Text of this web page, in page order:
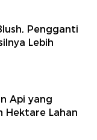
Pengganti
Lebih
Api yang
Hektare Lahan